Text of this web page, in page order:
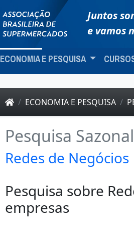
Juntos
e vamos
ECONOMIA E PESQUISA
ECONOMIA E PESQUISA
Pesquisa Sazonal
Redes de Negócios
Pesquisa sobre
empresas